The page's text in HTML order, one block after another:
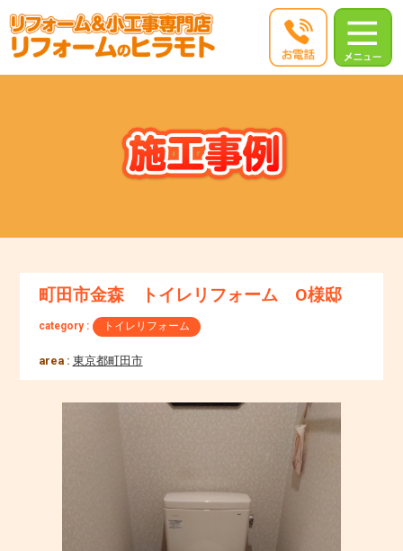
町田市金森 トイレリフォーム O様邸
category : トイレリフォーム
area : 東京都町田市